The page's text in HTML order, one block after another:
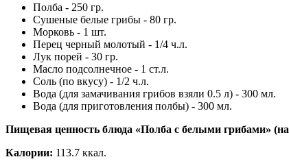
Полба - 250 гр.
Сушеные белые грибы - 80 гр.
Морковь - 1 шт.
Перец черный молотый - 1/4 ч.л.
Лук порей - 30 гр.
Масло подсолнечное - 1 ст.л.
Соль (по вкусу) - 1/2 ч.л.
Вода (для замачивания грибов взяли 0.5 л) - 300 мл.
Вода (для приготовления полбы) - 300 мл.
Пищевая ценность блюда «Полба с белыми грибами» (на
Калории: 113.7 ккал.